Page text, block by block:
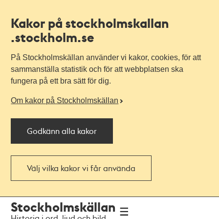
Kakor på stockholmskallan
.stockholm.se
På Stockholmskällan använder vi kakor, cookies, för att
sammanställa statistik och för att webbplatsen ska
fungera på ett bra sätt för dig.
Om kakor på Stockholmskällan
Godkänn alla kakor
Välj vilka kakor vi får använda
navigationen
huvudinnehållet
Stockholmskällan